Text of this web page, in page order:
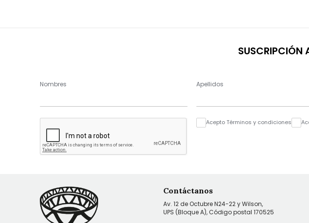
SUSCRIPCIÓN
Nombres Apellidos
Acepto Términos y condiciones
Contáctanos
Av. 12 de Octubre N24-22 y Wilson,
UPS (Bloque A), Código postal 170525